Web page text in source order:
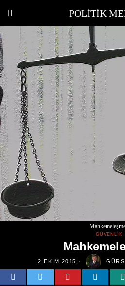
POLITIK
GÜVENLIK
2 EKIM 2015